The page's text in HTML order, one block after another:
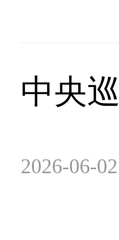
中央
2026-06-02